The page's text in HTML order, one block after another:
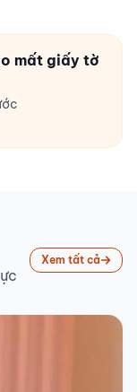
mất giấy tờ
Xem tất cả